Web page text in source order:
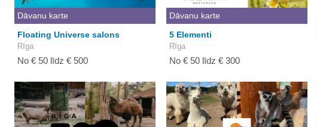
Dāvanu karte
Floating Universe salons
Rīga
No € 50 līdz € 500
Dāvanu karte
5 Elementi
Rīga
No € 50 līdz € 300